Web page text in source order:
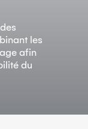
les
afin
du